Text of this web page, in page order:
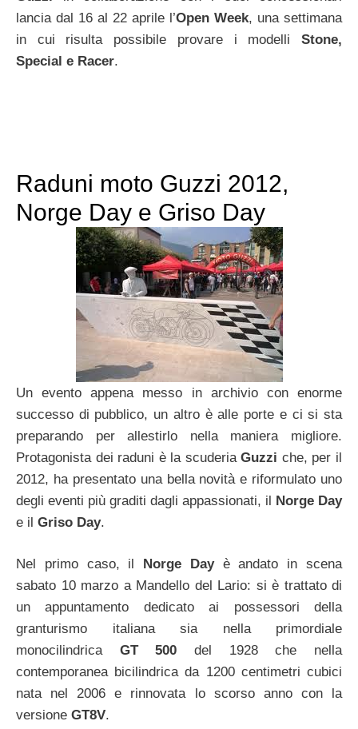
lancia dal 16 al 22 aprile l’Open Week, una settimana
in cui risulta possibile provare i modelli Stone,
Special e Racer.
Raduni moto Guzzi 2012,
Norge Day e Griso Day
Un evento appena messo in archivio con enorme
successo di pubblico, un altro è alle porte e ci si sta
preparando per allestirlo nella maniera migliore.
Protagonista dei raduni è la scuderiaGuzzi che, per il
2012, ha presentato una bella novità e riformulato uno
degli eventi più graditi dagli appassionati, il Norge Day
e il Griso Day.
Nel primo caso, il Norge Dayè andato in scena
sabato 10 marzo a Mandello del Lario: si è trattato di
un appuntamento dedicato ai possessori della
granturismo italiana sia nella primordiale
monocilindrica GT 500 del 1928 che nella
contemporanea bicilindrica da 1200 centimetri cubici
nata nel 2006 e rinnovata lo scorso anno con la
versione GT8V.